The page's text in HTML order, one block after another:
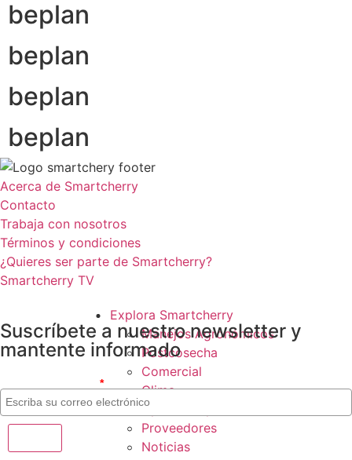
beplan
beplan
beplan
beplan
Acerca de Smartcherry
Contacto
Trabaja con nosotros
Términos y condiciones
¿Quieres ser parte de Smartcherry?
Smartcherry TV
Explora Smartcherry
Manejos Agronómicos
Postcosecha
Comercial
Clima
Opinión Experta
Proveedores
Noticias
Suscríbete a nuestro newsletter y
mantente informado
*